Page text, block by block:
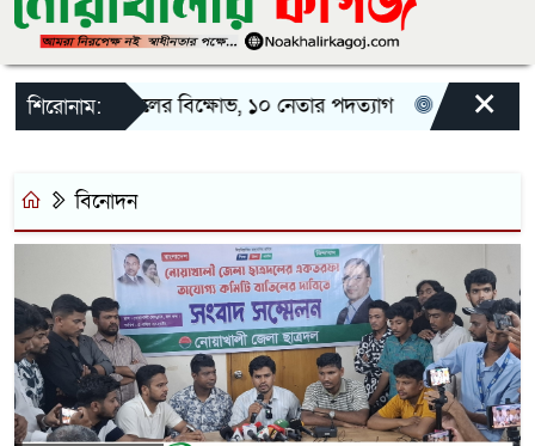
শিরোনাম:ছাত্রদলের বিক্ষোভ, ১০ নেতার পদত্যাগ নোয়াখালীতে
×
বিনোদন